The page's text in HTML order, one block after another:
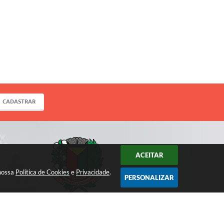
Política de Cookies e Privacidade.
ACEITAR
PERSONALIZAR
CADASTRAR